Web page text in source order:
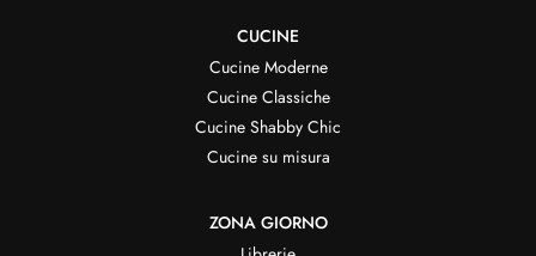
CUCINE
Cucine Moderne
Cucine Classiche
Cucine Shabby Chic
Cucine su misura
ZONA GIORNO